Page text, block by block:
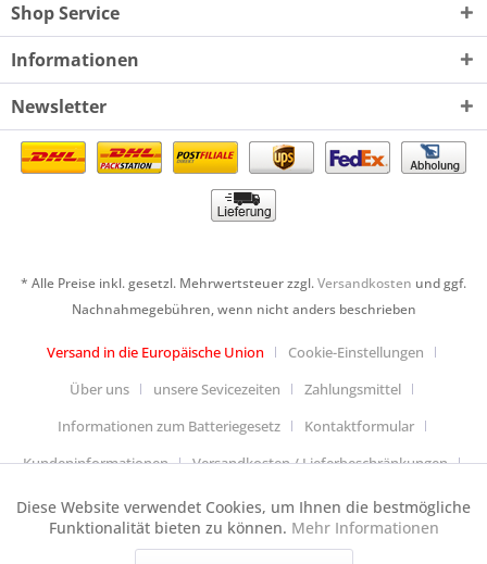
Shop Service
Informationen
Newsletter
* Alle Preise inkl. gesetzl. Mehrwertsteuer zzgl.Versandkosten und ggf.
Nachnahmegebühren, wenn nicht anders beschrieben
Versand in die Europäische Union
Cookie-Einstellungen
Über uns
unsere Sevicezeiten
Zahlungsmittel
Informationen zum Batteriegesetz
Kontaktformular
Kundeninformationen
Versandkosten / Lieferbeschränkungen
Widerrufsbelehrung & Muster-Widerrufsformular
Datenschutzerklärung
Allgemeine Geschäftsbedingungen
Funktionale Aktiv
Diese Website verwendet Cookies, um Ihnen die bestmögliche
Funktionalität bieten zu können. Mehr Informationen